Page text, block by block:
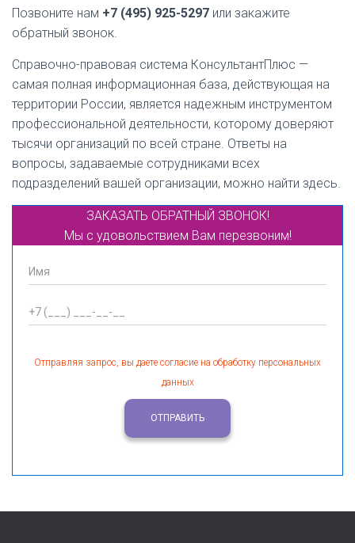
Позвоните нам +7 (495) 925-5297 или закажите
обратный звонок.
Справочно-правовая система КонсультантПлюс —
самая полная информационная база, действующая на
территории России, является надежным инструментом
профессиональной деятельности, которому доверяют
тысячи организаций по всей стране. Ответы на
вопросы, задаваемые сотрудниками всех
подразделений вашей организации, можно найти здесь.
ЗАКАЗАТЬ ОБРАТНЫЙ ЗВОНОК!
Мы с удовольствием Вам перезвоним!
Отправляя запрос, вы даете согласие на обработку персональных
данных